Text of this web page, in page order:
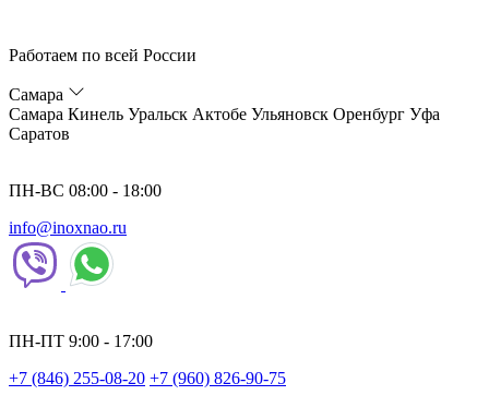
Работаем по всей России
Самара
Самара Кинель Уральск Актобе Ульяновск Оренбург Уфа
Саратов
ПН-ВС 08:00 - 18:00
info@inoxnao.ru
ПН-ПТ 9:00 - 17:00
+7 (846) 255-08-20 +7 (960) 826-90-75